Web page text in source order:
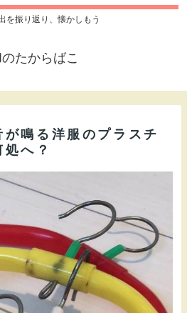
を振り返り、懐かしもう
たからばこ
鳴る洋服のプラスチ
へ？